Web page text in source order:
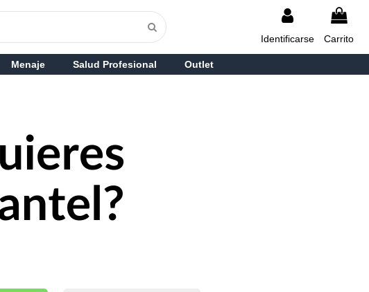
Identificarse Carrito
Menaje Salud Profesional Outlet